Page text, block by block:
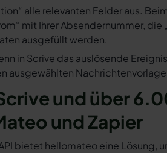
alle relevanten Felder aus.
mit Ihrer Absendernummer,
ausgefüllt werden.
in Scrive das auslösende
ausgewählten
und über
und Zapier
bietet hellomateo eine Lösung,